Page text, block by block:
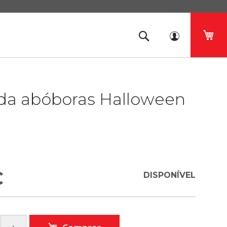
abóboras Halloween
DISPONÍVEL